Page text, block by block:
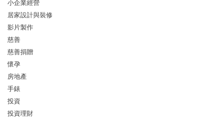
小企業經營
居家設計與裝修
影片製作
慈善
慈善捐贈
懷孕
房地產
手錶
投資
投資理財